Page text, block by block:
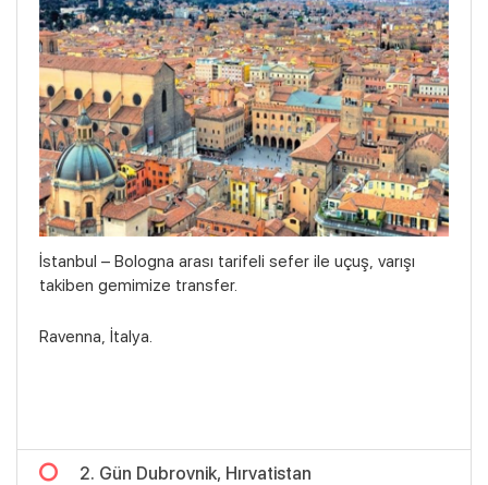
İstanbul – Bologna arası tarifeli sefer ile uçuş, varışı
takiben gemimize transfer.
Ravenna, İtalya.
2. Gün Dubrovnik, Hırvatistan